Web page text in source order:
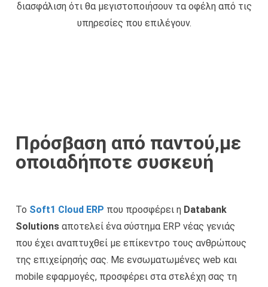
διασφάλιση ότι θα μεγιστοποιήσουν τα οφέλη από τις
υπηρεσίες που επιλέγουν.
Πρόσβαση από παντού,με
οποιαδήποτε συσκευή
Το Soft1 Cloud ERP που προσφέρει η Databank
Solutions αποτελεί ένα σύστημα ERP νέας γενιάς
που έχει αναπτυχθεί με επίκεντρο τους ανθρώπους
της επιχείρησής σας. Με ενσωματωμένες web και
mobile εφαρμογές, προσφέρει στα στελέχη σας τη